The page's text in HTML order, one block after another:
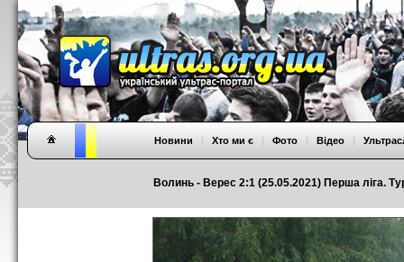
Волинь - Верес 2:1 (25.05.2021) Перша ліга.
Новини | Хто ми є | Фото | Відео |